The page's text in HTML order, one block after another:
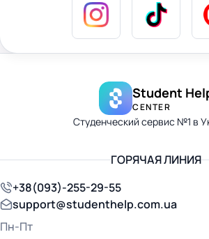
Student
CENTER
Студенческий сервис №1 в
ГОРЯЧАЯ ЛИНИЯ
+38(093)-255-29-55
support@studenthelp.com.ua
Пн-Пт